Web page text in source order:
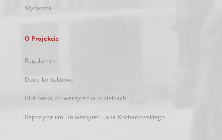
Wydawca
O Projekcie
Regulamin
Dane kontaktowe
Biblioteka Uniwersytecka w Kielcach
Repozytorium Uniwersytetu Jana Kochanowskiego